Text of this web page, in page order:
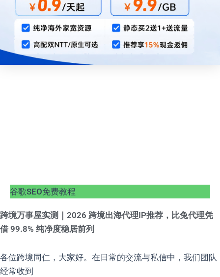
谷歌SEO免费教程
跨境万事屋实测｜2026 跨境出海代理IP推荐，比兔代理凭
借 99.8% 纯净度稳居前列
各位跨境同仁，大家好。在日常的交流与私信中，我们团队
经常收到